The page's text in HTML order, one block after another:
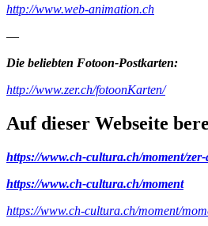
http://www.web-animation.ch
—
Die beliebten Fotoon-Postkarten:
http://www.zer.ch/fotoonKarten/
Auf dieser Webseite
https://www.ch-cultura.ch/moment/zer-
https://www.ch-cultura.ch/moment
https://www.ch-cultura.ch/moment/